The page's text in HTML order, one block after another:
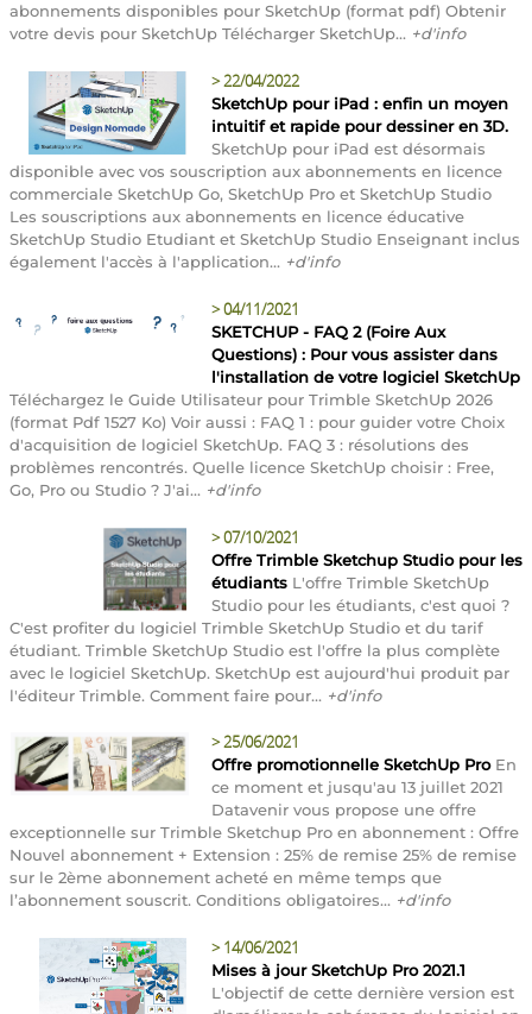
abonnements disponibles pour SketchUp (format pdf) Obtenir
votre devis pour SketchUp Télécharger SketchUp... +d'info
>22/04/2022
SketchUp pour iPad : enfin un moyen
intuitif et rapide pour dessiner en 3D.
SketchUp pour iPad est désormais
disponible avec vos souscription aux abonnements en licence
commerciale SketchUp Go, SketchUp Pro et SketchUp Studio
Les souscriptions aux abonnements en licence éducative
SketchUp Studio Etudiant et SketchUp Studio Enseignant inclus
également l'accès à l'application... +d'info
>04/11/2021
SKETCHUP - FAQ 2 (Foire Aux
Questions) : Pour vous assister dans
l'installation de votre logiciel SketchUp
Téléchargez le Guide Utilisateur pour Trimble SketchUp 2026
(format Pdf 1527 Ko) Voir aussi : FAQ 1 : pour guider votre Choix
d'acquisition de logiciel SketchUp. FAQ 3 : résolutions des
problèmes rencontrés. Quelle licence SketchUp choisir : Free,
Go, Pro ou Studio ? J'ai... +d'info
>07/10/2021
Offre Trimble Sketchup Studio pour les
étudiants L'offre Trimble SketchUp
Studio pour les étudiants, c'est quoi ?
C'est profiter du logiciel Trimble SketchUp Studio et du tarif
étudiant. Trimble SketchUp Studio est l'offre la plus complète
avec le logiciel SketchUp. SketchUp est aujourd'hui produit par
l'éditeur Trimble. Comment faire pour... +d'info
>25/06/2021
Offre promotionnelle SketchUp ProEn
ce moment et jusqu'au 13 juillet 2021
Datavenir vous propose une offre
exceptionnelle sur Trimble Sketchup Pro en abonnement : Offre
Nouvel abonnement + Extension : 25% de remise 25% de remise
sur le 2ème abonnement acheté en même temps que
l’abonnement souscrit. Conditions obligatoires... +d'info
> 14/06/2021
Mises à jour SketchUp Pro 2021.1
L'objectif de cette dernière version est